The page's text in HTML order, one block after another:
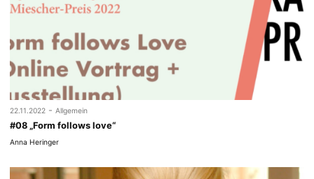
22.11.2022 - Allgemein
#08 „Form follows love“
Anna Heringer